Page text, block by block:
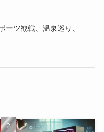
ツ観戦、温泉巡り、